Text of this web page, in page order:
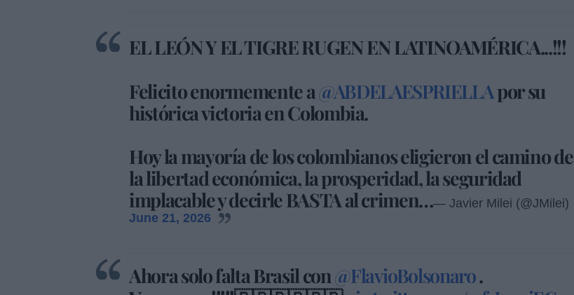
EL LEÓN Y EL TIGRE RUGEN EN LATINOAMÉRICA...!!!
Felicito enormemente a@ABDELAESPRIELLApor su
histórica victoria en Colombia.
Hoy la mayoría de los colombianos eligieron el camino de
la libertad económica, la prosperidad, la seguridad
implacable y decirle BASTA al crimen…— Javier Milei (@JMilei)
June 21, 2026
Ahora solo falta Brasil con@FlavioBolsonaro.